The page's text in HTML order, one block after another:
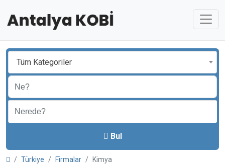
Tüm Kategoriler
Bul
Türkiye Firmalar Kimya